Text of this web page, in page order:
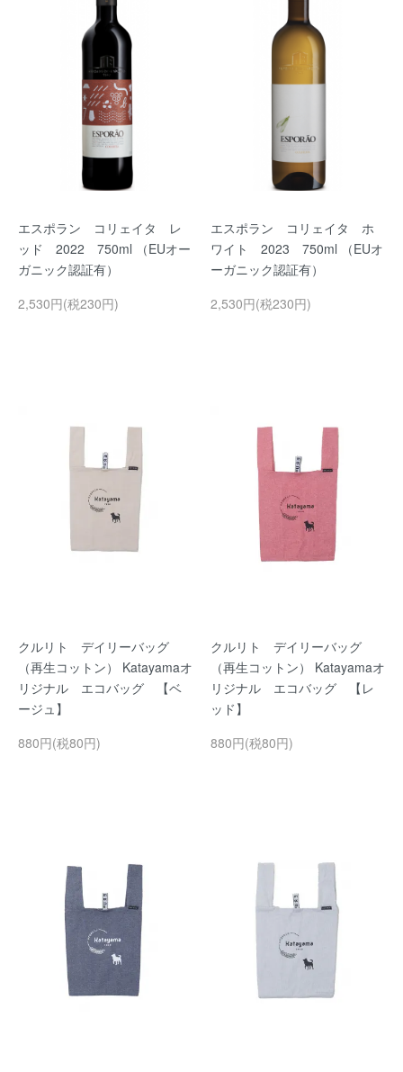
エスポラン コリェイタ レ
ッド 2022 750ml （EUオー
ガニック認証有）
2,530円(税230円)
エスポラン コリェイタ ホ
ワイト 2023 750ml （EUオ
ーガニック認証有）
2,530円(税230円)
クルリト デイリーバッグ
（再生コットン） Katayamaオ
リジナル エコバッグ 【ベ
ージュ】
880円(税80円)
クルリト デイリーバッグ
（再生コットン） Katayamaオ
リジナル エコバッグ 【レ
ッド】
880円(税80円)